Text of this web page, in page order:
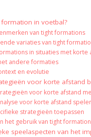
in voetbal?
van tight formations
variaties van tight
in situaties met korte
andere formaties
en evolutie
voor korte afstand
voor korte afstand
voor korte afstand
strategieën toepassen
het gebruik van tight
speelaspecten van het